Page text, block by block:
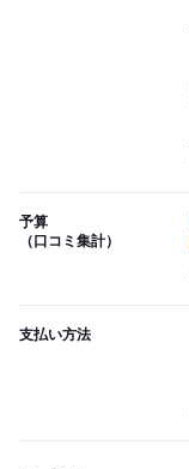
予算
（口コミ集計）
支払い方法